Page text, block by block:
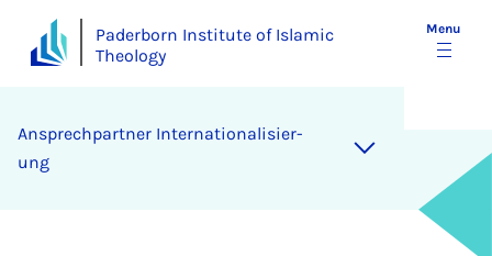
Paderborn Institute of Islamic
Theology
Menu
An­s­prech­part­ner In­ter­na­tion­al­is­ier­
ung